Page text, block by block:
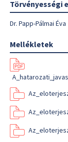
Törvényességi
Dr. Papp-Pálmai Éva
Mellékletek